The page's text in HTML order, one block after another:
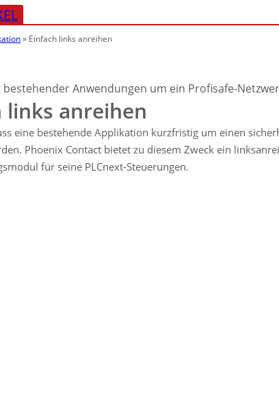
» Einfach links anreihen
bestehender Anwendungen um ein Profisafe-
links anreihen
eine bestehende Applikation kurzfristig um einen
Phoenix Contact bietet zu diesem Zweck ein
für seine PLCnext-Steuerungen.